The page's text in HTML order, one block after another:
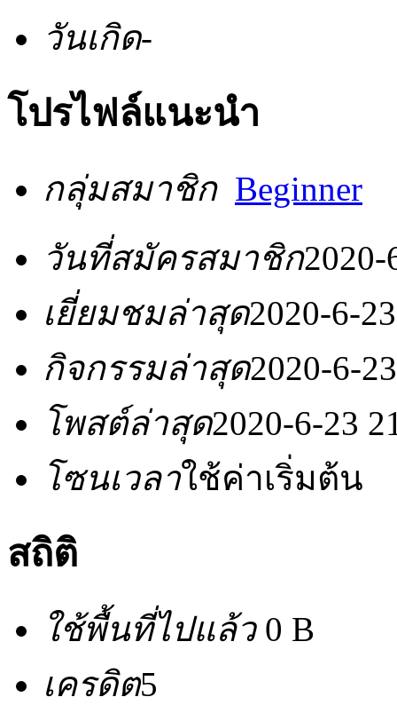
วันเกิด-
โปรไฟล์แนะนำ
กลุ่มสมาชิก Beginner
วันที่สมัครสมาชิก2020-
เยี่ยมชมล่าสุด2020-6-
กิจกรรมล่าสุด2020-6-
โพสต์ล่าสุด2020-6-23
โซนเวลาใช้ค่าเริ่มต้น
สถิติ
ใช้พื้นที่ไปแล้ว0 B
เครดิต5